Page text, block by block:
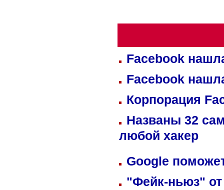
Facebook
Facebook
Корпорация
Названы 32
любой хакер
Google
"Фейк-ньюз" от